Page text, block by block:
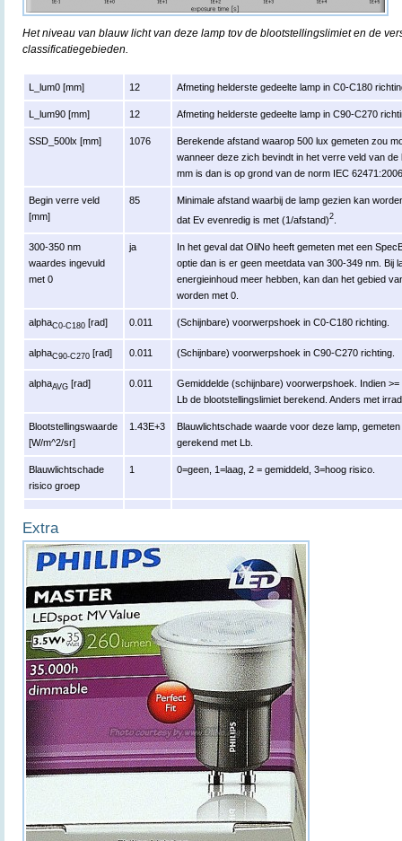
Het niveau van blauw licht van deze lamp tov de blootstellingslimiet en de
classificatiegebieden.
L_lum0 [mm] 12 Afmeting helderste gedeelte lamp in C0-C180
L_lum90 [mm] 12 Afmeting helderste gedeelte lamp in C90-C270
SSD_500lx [mm] 1076
Berekende afstand waarop 500 lux gemeten zou
wanneer deze zich bevindt in het verre veld van
mm is dan is op grond van de norm IEC
Begin verre veld
[mm]
85
Minimale afstand waarbij de lamp gezien kan
dat Ev evenredig is met (1/afstand)2
300-350 nm
waardes ingevuld
met 0
ja
In het geval dat OliNo heeft gemeten met een
optie dan is er geen meetdata van 300-349 nm. Bij
energieinhoud meer hebben, kan dan het gebied
worden met 0.
alphaC0-C180 [rad] 0.011 (Schijnbare) voorwerpshoek in C0-C180 richting.
alphaC90-C270 [rad] 0.011 (Schijnbare) voorwerpshoek in C90-C270 richting.
alphaAVG [rad] 0.011
Gemiddelde (schijnbare) voorwerpshoek. Indien
Lb de blootstellingslimiet berekend. Anders met
Blootstellingswaarde
[W/m^2/sr]
1.43E+3
Blauwlichtschade waarde voor deze lamp,
gerekend met Lb.
Blauwlichtschade
risico groep
1 0=geen, 1=laag, 2 = gemiddeld, 3=hoog risico.
Extra